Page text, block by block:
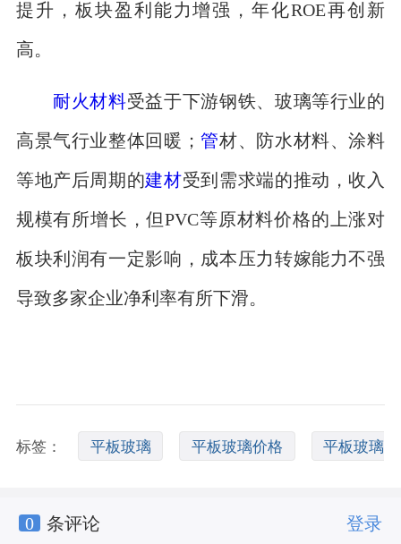
提升，板块盈利能力增强，年化ROE再创新
高。
耐火材料受益于下游钢铁、玻璃等行业的
高景气行业整体回暖； 管材、防水材料、涂料
等地产后周期的建材受到需求端的推动，收入
规模有所增长，但PVC等原材料价格的上涨对
板块利润有一定影响，成本压力转嫁能力不强
导致多家企业净利率有所下滑。
标签： 平板玻璃 平板玻璃价格 平板玻璃
现货价格
0 条评论 登录